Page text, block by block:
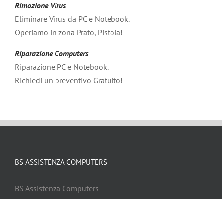
Rimozione Virus
Eliminare Virus da PC e Notebook.
Operiamo in zona Prato, Pistoia!
Riparazione Computers
Riparazione PC e Notebook.
Richiedi un preventivo Gratuito!
BS ASSISTENZA COMPUTERS
BS Assistenza Computers